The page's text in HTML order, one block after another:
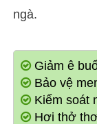
ngà.
Giảm ê
Bảo vệ
Kiểm soát
Hơi thở